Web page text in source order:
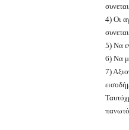
4) Οι
5) Να
6) Να
7)